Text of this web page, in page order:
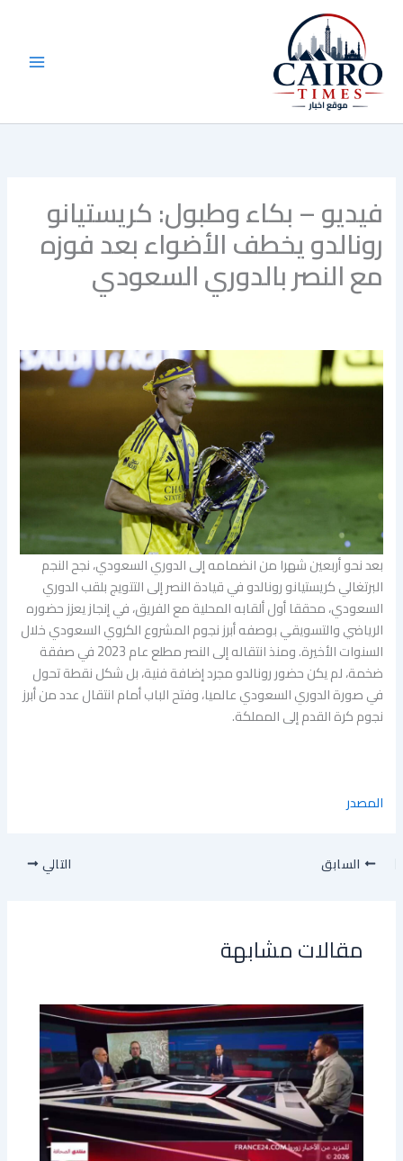
المحتوى
فيديو – بكاء وطبول: كريستيانو
رونالدو يخطف الأضواء بعد فوزه
مع النصر بالدوري السعودي
بعد نحو أربعين شهرا من انضمامه إلى الدوري السعودي، نجح النجم
البرتغالي كريستيانو رونالدو في قيادة النصر إلى التتويج بلقب الدوري
السعودي، محققا أول ألقابه المحلية مع الفريق، في إنجاز يعزز حضوره
الرياضي والتسويقي بوصفه أبرز نجوم المشروع الكروي السعودي خلال
السنوات الأخيرة. ومنذ انتقاله إلى النصر مطلع عام 2023 في صفقة
ضخمة، لم يكن حضور رونالدو مجرد إضافة فنية، بل شكل نقطة تحول
في صورة الدوري السعودي عالميا، وفتح الباب أمام انتقال عدد من أبرز
نجوم كرة القدم إلى المملكة.
المصدر
السابق التالي
مقالات مشابهة